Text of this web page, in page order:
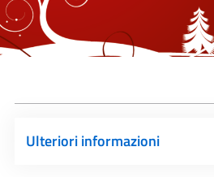
Ulteriori informazioni